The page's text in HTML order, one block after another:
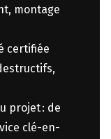
montage
certifiée
projet : de
clé-en-